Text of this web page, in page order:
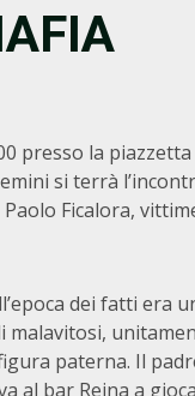
presso la
si terrà
Ficalora,
dei fatti era
malavitosi,
paterna. Il
al bar Reina a